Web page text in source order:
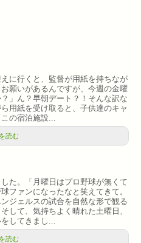
に行くと、監督が用紙を持ちなが
願いがあるんですが、今週の金曜
」ん？早朝デート？！そんな訳な
用紙を受け取ると、子供達のキャ
の宿泊施設...
読む
た。「月曜日はプロ野球が無くて
ファンになったなと笑えてきて。
ジェルスの試合を自然な形で観る
して、気持ちよく晴れた土曜日、
してきまし...
読む